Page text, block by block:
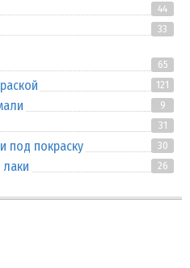
44
33
65
121
9
31
под покраску 30
лаки 26